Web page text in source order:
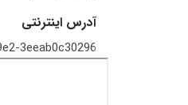
آدرس اینترنتی
3eeab0c30296